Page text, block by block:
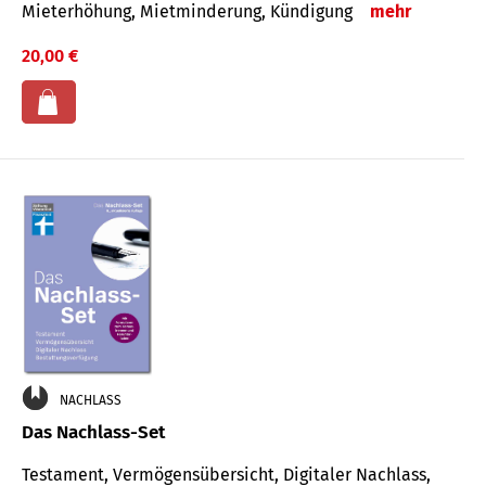
Mieterhöhung, Mietminderung, Kündigung
mehr
20,00 €
NACHLASS
Das Nachlass-Set
Testament, Vermögens­übersicht, Digitaler Nach­lass,